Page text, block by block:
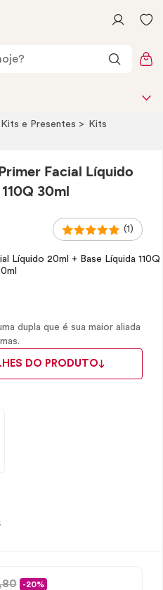
Kits e Presentes
Kits
Facial Líquido
30ml
(1)
dupla que é sua maior aliada
DO PRODUTO
-20%